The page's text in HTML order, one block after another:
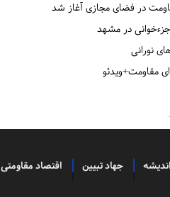
در فضای مجازی آغاز شد
در مشهد
نورانی
مقاومت+ویدئو
جهاد تبیین اقتصاد مقاومتی